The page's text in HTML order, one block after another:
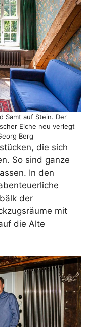
Samt auf Stein. Der
Eiche neu verlegt
Berg
die sich
So sind ganze
In den
der
mit
die Alte